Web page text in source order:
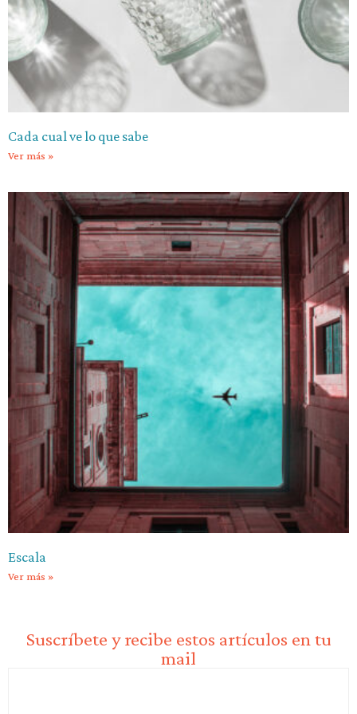
Cada cual ve lo que sabe
Ver más »
Escala
Ver más »
Suscríbete y recibe estos artículos en tu
mail